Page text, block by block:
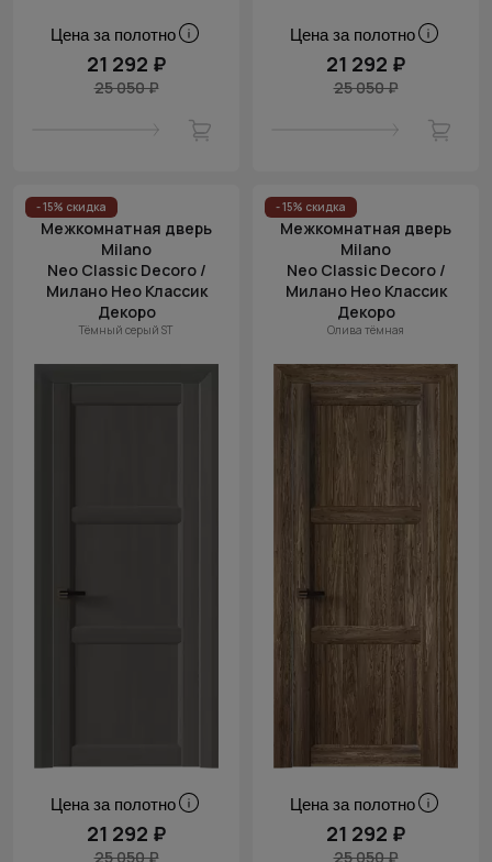
Цена за полотно
21 292 ₽
25 050 ₽
Цена за полотно
21 292 ₽
25 050 ₽
- 15% скидка
Межкомнатная дверь
Milano
Neo Classic Decoro /
Милано Нео Классик
Декоро
Тёмный серый ST
Цена за полотно
21 292 ₽
25 050 ₽
- 15% скидка
Межкомнатная дверь
Milano
Neo Classic Decoro /
Милано Нео Классик
Декоро
Олива тёмная
Цена за полотно
21 292 ₽
25 050 ₽